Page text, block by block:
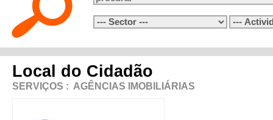
Local do Cidadão
SERVIÇOS : AGÊNCIAS IMOBILIÁRIAS